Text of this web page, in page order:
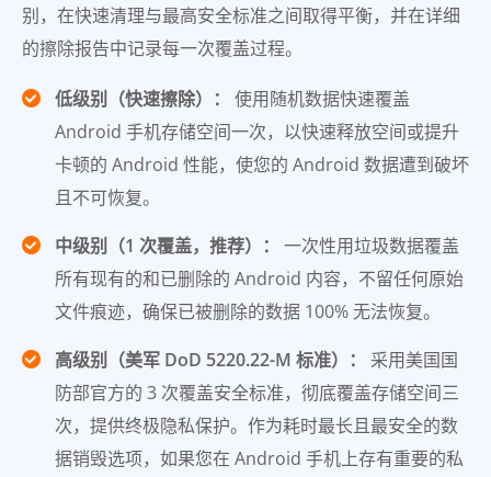
别，在快速清理与最高安全标准之间取得平衡，并在详细
的擦除报告中记录每一次覆盖过程。
低级别（快速擦除）：
使用随机数据快速覆盖
Android 手机存储空间一次，以快速释放空间或提升
卡顿的 Android 性能，使您的 Android 数据遭到破坏
且不可恢复。
中级别（1 次覆盖，推荐）：
一次性用垃圾数据覆盖
所有现有的和已删除的 Android 内容，不留任何原始
文件痕迹，确保已被删除的数据 100% 无法恢复。
高级别（美军 DoD 5220.22-M 标准）：
采用美国国
防部官方的 3 次覆盖安全标准，彻底覆盖存储空间三
次，提供终极隐私保护。作为耗时最长且最安全的数
据销毁选项，如果您在 Android 手机上存有重要的私